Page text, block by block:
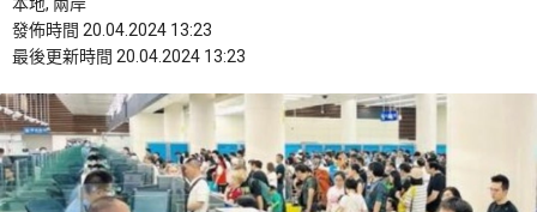
發佈時間 20.04.2024 13:23
最後更新時間 20.04.2024 13:23